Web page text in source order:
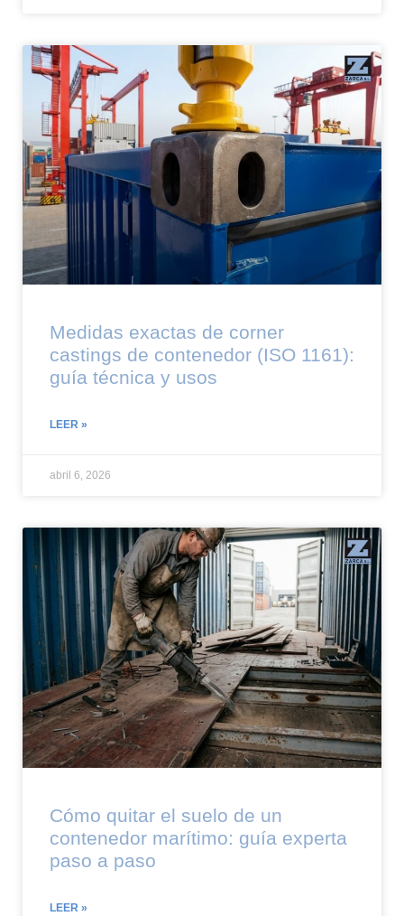
Medidas exactas de corner
castings de contenedor (ISO 1161):
guía técnica y usos
LEER »
abril 6, 2026
Cómo quitar el suelo de un
contenedor marítimo: guía experta
paso a paso
LEER »